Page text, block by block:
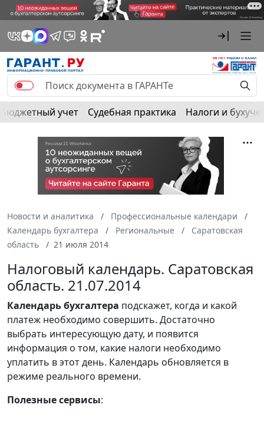
Бюджетный учет Судебная практика Налоги и
Новости и аналитика
Профессиональные календари
Календарь бухгалтера
Региональные
Саратовская
область
21 июля 2014
Налоговый календарь. Саратовская
область. 21.07.2014
Календарьбухгалтера подскажет, когда и какой
платеж необходимо совершить. Достаточно
выбрать интересующую дату, и появится
информация о том, какие налоги необходимо
уплатить в этот день. Календарь обновляется в
режиме реального времени.
Полезные сервисы: